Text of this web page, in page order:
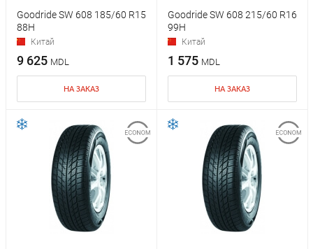
Goodride SW 608 185/60 R15
88H
Китай
9 625 MDL
НА ЗАКАЗ
Goodride SW 608 215/60 R16
99H
Китай
1 575 MDL
НА ЗАКАЗ